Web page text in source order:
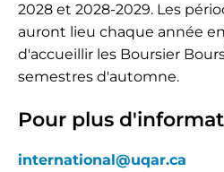
2028 et 2028-2029. Les
auront lieu chaque année
d'accueillir les Boursier
semestres d'automne.
Pour plus
international@uqar.ca